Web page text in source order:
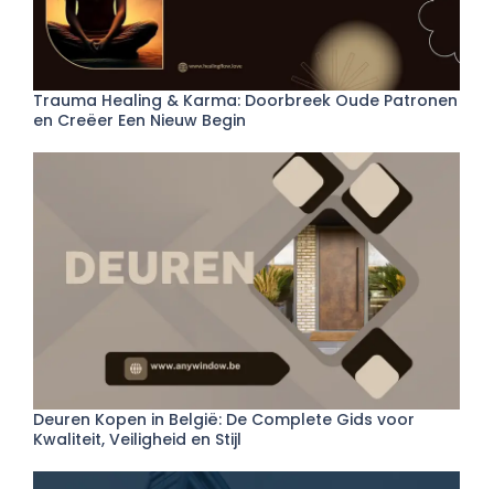
Trauma Healing & Karma: Doorbreek Oude Patronen
en Creëer Een Nieuw Begin
Deuren Kopen in België: De Complete Gids voor
Kwaliteit, Veiligheid en Stijl